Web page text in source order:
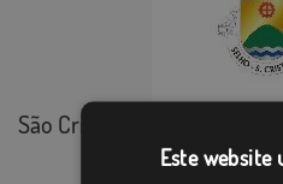
São Cristóvão d...
Este website